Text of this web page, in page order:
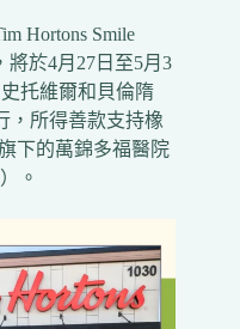
Hortons Smile
將於4月27日至5月3
托維爾和貝倫隋
，所得善款支持橡
下的萬錦多福醫院
。